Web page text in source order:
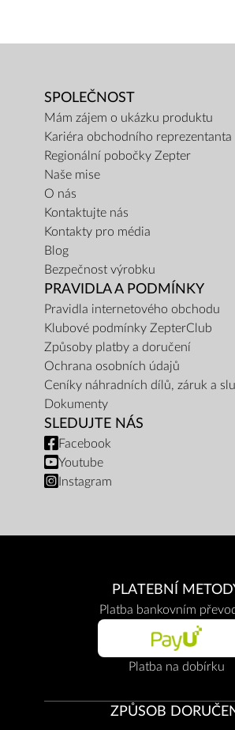
SPOLEČNOST
Mám zájem o ukázku produktu
Kariéra obchodního reprezentanta
Regionální pobočky Zepter
Naše mise
O nás
Kontaktujte nás
Kontakty pro média
Blog
Bezpečnost výrobku
PRAVIDLA A PODMÍNKY
Pravidla internetového obchodu
Klubové podmínky ZepterClub
Způsoby platby a doručení
Ochrana osobních údajů
Ceníky náhradních dílů, záruk a
Dokumenty
SLEDUJTE NÁS
Facebook
Youtube
Instagram
PLATEBNÍ
Platba bankovním
Platba na dobírku
ZPŮSOB